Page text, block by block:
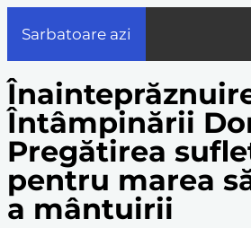
Sarbatoare azi
Întâmpinării
Pregătirea
pentru marea
a mântuirii